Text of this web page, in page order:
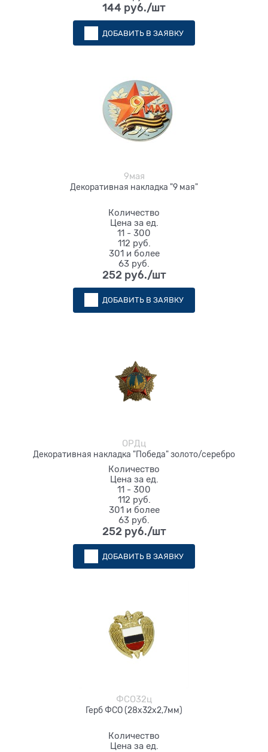
144 руб./шт
ДОБАВИТЬ В ЗАЯВКУ
9мая
Декоративная накладка "9 мая"
Количество
Цена за ед.
11 - 300
112 руб.
301 и более
63 руб.
252 руб./шт
ДОБАВИТЬ В ЗАЯВКУ
ОРДц
Декоративная накладка "Победа" золото/серебро
Количество
Цена за ед.
11 - 300
112 руб.
301 и более
63 руб.
252 руб./шт
ДОБАВИТЬ В ЗАЯВКУ
ФСО32ц
Герб ФСО (28х32х2,7мм)
Количество
Цена за ед.